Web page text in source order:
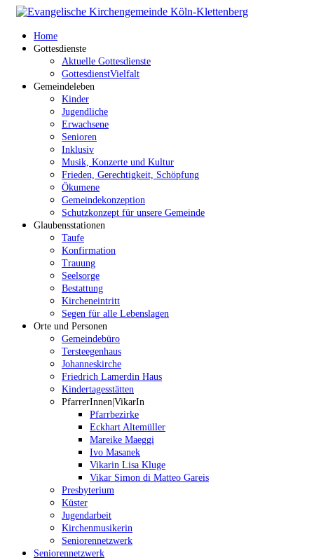
Home
Gottesdienste
Aktuelle Gottesdienste
GottesdienstVielfalt
Gemeindeleben
Kinder
Jugendliche
Erwachsene
Senioren
Inklusiv
Musik, Konzerte und Kultur
Frieden, Gerechtigkeit, Schöpfung
Ökumene
Gemeindekonzeption
Schutzkonzept für unsere Gemeinde
Glaubensstationen
Taufe
Konfirmation
Trauung
Seelsorge
Bestattung
Kircheneintritt
Segen für alle Lebenslagen
Orte und Personen
Gemeindebüro
Tersteegenhaus
Johanneskirche
Friedrich Lamerdin Haus
Kindertagesstätten
PfarrerInnen|VikarIn
Pfarrbezirke
Eckhart Altemüller
Mareike Maeggi
Ivo Masanek
Vikarin Lisa Kluge
Vikar Simon di Matteo Gareis
Presbyterium
Küster
Jugendarbeit
Kirchenmusikerin
Seniorennetzwerk
Seniorennetzwerk